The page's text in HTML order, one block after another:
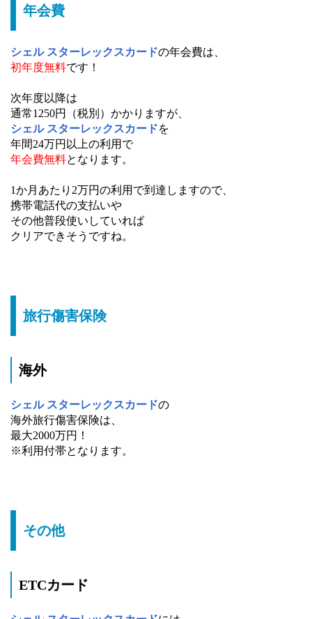
年会費
シェル スターレックスカードの年会費は、
初年度無料です！
次年度以降は
通常1250円（税別）かかりますが、
シェル スターレックスカードを
年間24万円以上の利用で
年会費無料となります。
1か月あたり2万円の利用で到達しますので、
携帯電話代の支払いや
その他普段使いしていれば
クリアできそうですね。
旅行傷害保険
海外
シェル スターレックスカードの
海外旅行傷害保険は、
最大2000万円！
※利用付帯となります。
その他
ETCカード